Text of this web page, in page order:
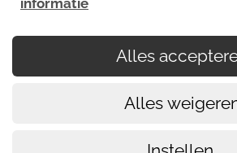
Algemene
informatie
Alles
Alles